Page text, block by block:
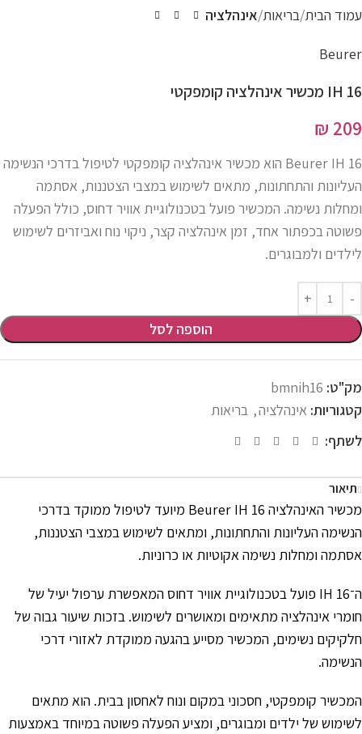
עמוד הבית בריאות אינהלציה
Beurer
IH 16 מכשיר אינהלציה קומפקטי
₪ 209
Beurer IH 16 הוא מכשיר אינהלציה קומפקטי לטיפול בדרכי הנשימה
העליונות והתחתונות, מתאים לשימוש במצבי הצטננות, אסתמה
ומחלות נשימה. המכשיר פועל בטכנולוגיית אוויר דחוס, כולל הפעלה
פשוטה בכפתור אחד, זמן אינהלציה קצר, ניקוי נוח ואביזרים לשימוש
לילדים ולמבוגרים.
הוספה לסל
מק"ט: bmnih16
קטגוריות: אינהלציה, בריאות
לשתף:
תיאור
מכשיר האינהלציה Beurer IH 16 מיועד לטיפול ממוקד בדרכי
הנשימה העליונות והתחתונות, ומתאים לשימוש במצבי הצטננות,
אסתמה ומחלות נשימה אקוטיות או כרוניות.
ה־IH 16 פועל בטכנולוגיית אוויר דחוס המאפשרת ערפול יעיל של
חומרי אינהלציה מתאימים ומאושרים לשימוש. בזכות שיעור גבוה של
חלקיקים נשימים, המכשיר מסייע בהגעה ממוקדת לאזורי דרכי
הנשימה.
המכשיר קומפקטי, חסכוני במקום ונוח לאחסון בבית. הוא מתאים
לשימוש של ילדים ומבוגרים, ומציע הפעלה פשוטה במיוחד באמצעות